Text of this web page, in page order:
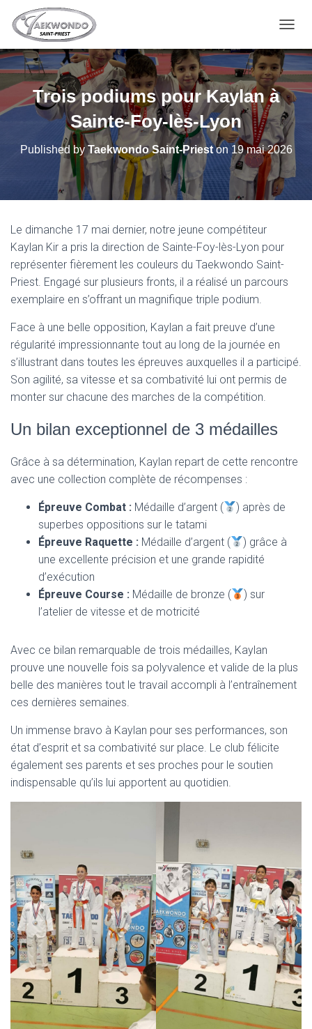
Trois podiums pour Kaylan à
Sainte-Foy-lès-Lyon
Published byTaekwondo Saint-Prieston 19 mai 2026
Le dimanche 17 mai dernier, notre jeune compétiteur
Kaylan Kir a pris la direction de Sainte-Foy-lès-Lyon pour
représenter fièrement les couleurs du Taekwondo Saint-
Priest. Engagé sur plusieurs fronts, il a réalisé un parcours
exemplaire en s’offrant un magnifique triple podium.
Face à une belle opposition, Kaylan a fait preuve d’une
régularité impressionnante tout au long de la journée en
s’illustrant dans toutes les épreuves auxquelles il a participé.
Son agilité, sa vitesse et sa combativité lui ont permis de
monter sur chacune des marches de la compétition.
Un bilan exceptionnel de 3 médailles
Grâce à sa détermination, Kaylan repart de cette rencontre
avec une collection complète de récompenses :
Épreuve Combat : Médaille d’argent (
) après de
superbes oppositions sur le tatami
Épreuve Raquette : Médaille d’argent (
) grâce à
une excellente précision et une grande rapidité
d’exécution
Épreuve Course : Médaille de bronze (
) sur
l’atelier de vitesse et de motricité
Avec ce bilan remarquable de trois médailles, Kaylan
prouve une nouvelle fois sa polyvalence et valide de la plus
belle des manières tout le travail accompli à l’entraînement
ces dernières semaines.
Un immense bravo à Kaylan pour ses performances, son
état d’esprit et sa combativité sur place. Le club félicite
également ses parents et ses proches pour le soutien
indispensable qu’ils lui apportent au quotidien.